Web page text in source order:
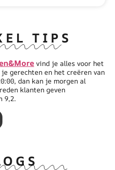
TIPS
vind je alles voor het
gerechten en het creëren van
dan kan je morgen al
klanten geven
9,2.